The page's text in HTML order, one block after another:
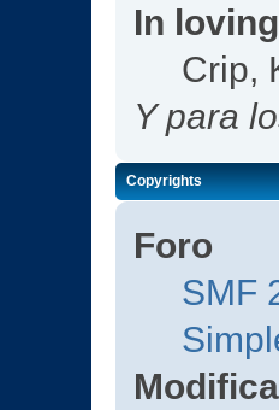
In
Crip,
Y para
Copyrights
Foro
SMF